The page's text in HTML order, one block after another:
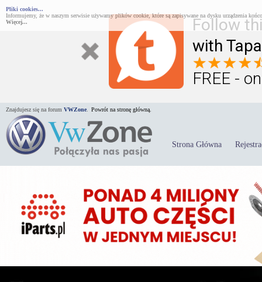
Follow
with
FREE -
Pliki cookies...
Informujemy, że w naszym serwisie używamy plików cookie, które są zapisywane na dysku urządzenia
Więcej...
Znajdujesz się na forum VWZone Powrót na stronę główną.
Strona Główna